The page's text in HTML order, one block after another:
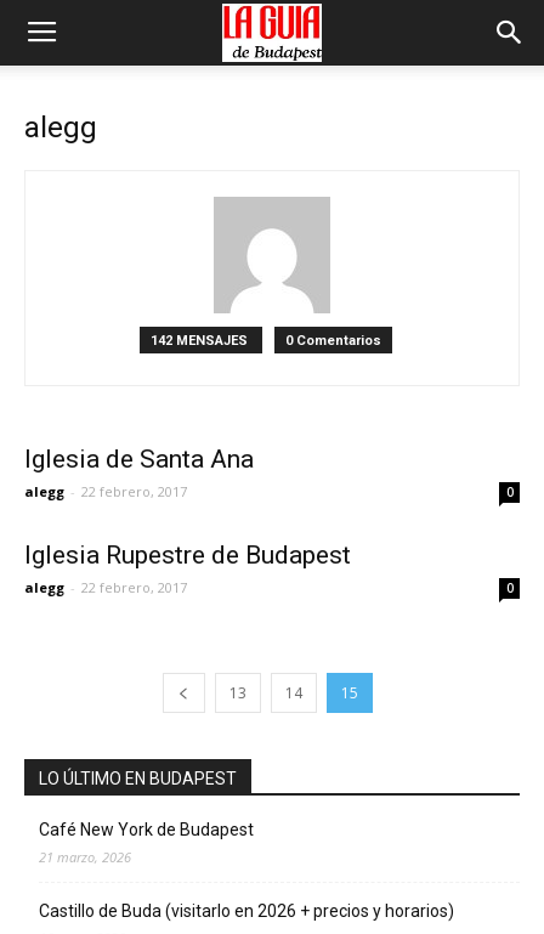
alegg
142 MENSAJES 0 Comentarios
Iglesia de Santa Ana
alegg - 22 febrero, 2017 0
Iglesia Rupestre de Budapest
alegg - 22 febrero, 2017 0
13 14 15
LO ÚLTIMO EN BUDAPEST
Café New York de Budapest
21 marzo, 2026
Castillo de Buda (visitarlo en 2026 + precios y horarios)